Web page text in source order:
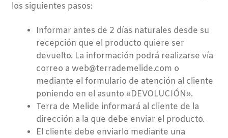
los siguientes pasos:
Informar antes de 2 días naturales desde su
recepción que el producto quiere ser
devuelto. La información podrá realizarse vía
correo a web@terrademelide.com o
mediante el formulario de atención al cliente
poniendo en el asunto «DEVOLUCIÓN».
Terra de Melide informará al cliente de la
dirección a la que debe enviar el producto.
El cliente debe enviarlo mediante una